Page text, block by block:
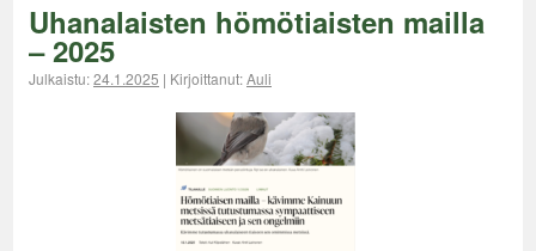
Uhanalaisten hömötiaisten mailla
– 2025
Julkaistu:24.1.2025 | Kirjoittanut:Auli